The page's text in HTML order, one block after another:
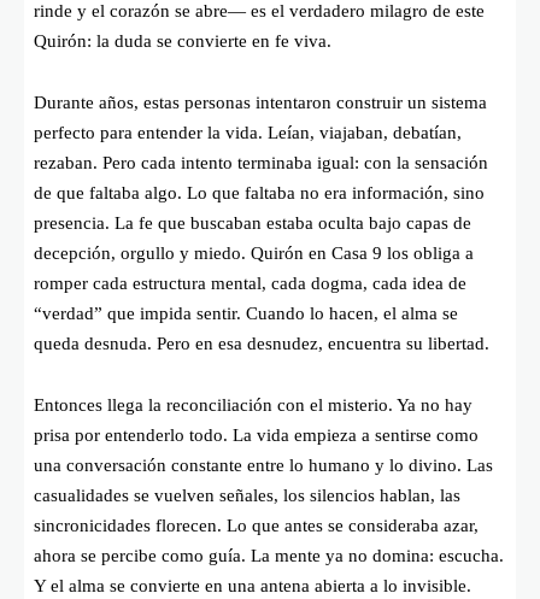
rinde y el corazón se abre— es el verdadero milagro de este
Quirón: la duda se convierte en fe viva.
Durante años, estas personas intentaron construir un sistema
perfecto para entender la vida. Leían, viajaban, debatían,
rezaban. Pero cada intento terminaba igual: con la sensación
de que faltaba algo. Lo que faltaba no era información, sino
presencia. La fe que buscaban estaba oculta bajo capas de
decepción, orgullo y miedo. Quirón en Casa 9 los obliga a
romper cada estructura mental, cada dogma, cada idea de
“verdad” que impida sentir. Cuando lo hacen, el alma se
queda desnuda. Pero en esa desnudez, encuentra su libertad.
Entonces llega la reconciliación con el misterio. Ya no hay
prisa por entenderlo todo. La vida empieza a sentirse como
una conversación constante entre lo humano y lo divino. Las
casualidades se vuelven señales, los silencios hablan, las
sincronicidades florecen. Lo que antes se consideraba azar,
ahora se percibe como guía. La mente ya no domina: escucha.
Y el alma se convierte en una antena abierta a lo invisible.